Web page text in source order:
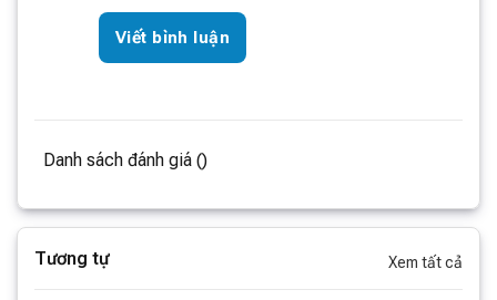
Viết bình luận
Danh sách đánh giá ()
Tương tự Xem tất cả